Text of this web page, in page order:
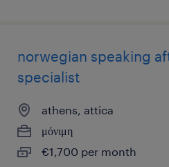
norwegian speaking
specialist
athens, attica
μόνιμη
€1,700 per month